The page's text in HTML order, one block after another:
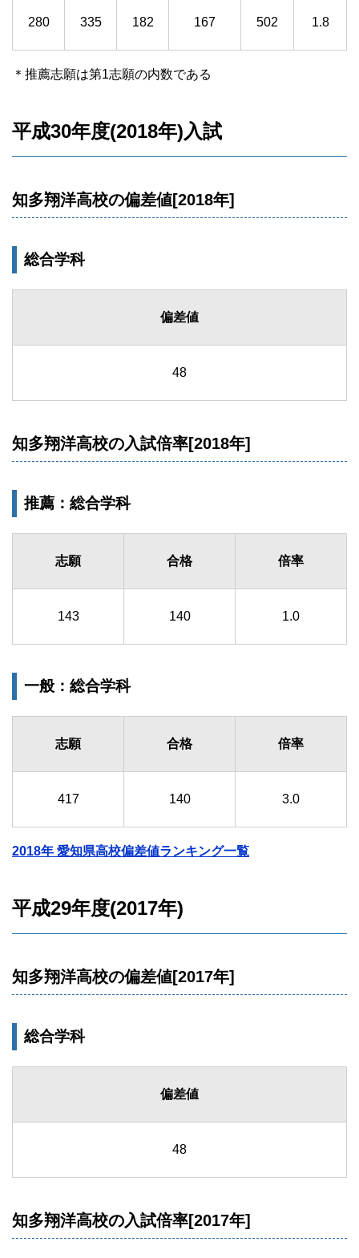
280 335 182 167 502 1.8
＊推薦志願は第1志願の内数である
平成30年度(2018年)入試
知多翔洋高校の偏差値[2018年]
総合学科
偏差値
48
知多翔洋高校の入試倍率[2018年]
推薦：総合学科
志願 合格 倍率
143 140 1.0
一般：総合学科
志願 合格 倍率
417 140 3.0
2018年 愛知県高校偏差値ランキング一覧
平成29年度(2017年)
知多翔洋高校の偏差値[2017年]
総合学科
偏差値
48
知多翔洋高校の入試倍率[2017年]